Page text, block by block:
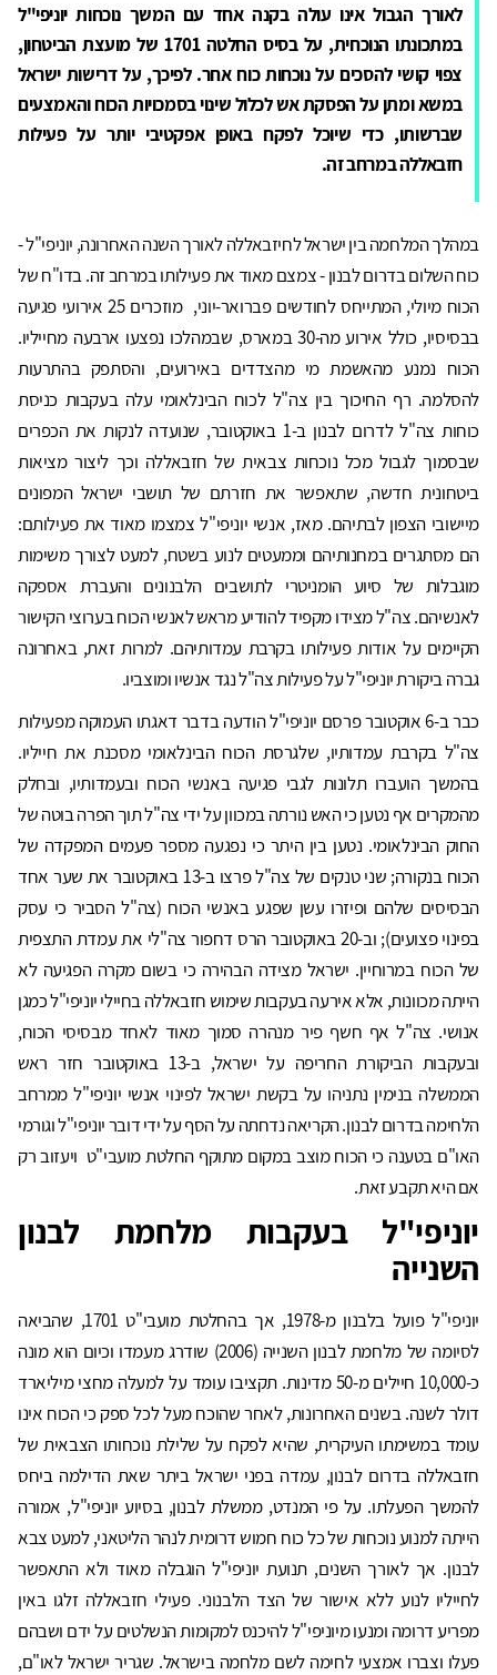
לאורך הגבול אינו עולה בקנה אחד עם המשך נוכחות יוניפי"ל
במתכונתו הנוכחית, על בסיס החלטה 1701 של מועצת הביטחון,
צפוי קושי להסכים על נוכחות כוח אחר. לפיכך, על דרישות ישראל
במשא ומתן על הפסקת אש לכלול שינוי בסמכויות הכוח והאמצעים
שברשותו, כדי שיוכל לפקח באופן אפקטיבי יותר על פעילות
חזבאללה במרחב זה.
במהלך המלחמה בין ישראל לחיזבאללה לאורך השנה האחרונה, יוניפי"ל -
כוח השלום בדרום לבנון - צמצם מאוד את פעילותו במרחב זה. בדו"ח של
הכוח מיולי, המתייחס לחודשים פברואר-יוני, מוזכרים 25 אירועי פגיעה
בבסיסיו, כולל אירוע מה-30 במארס, שבמהלכו נפצעו ארבעה מחייליו.
הכוח נמנע מהאשמת מי מהצדדים באירועים, והסתפק בהתרעות
להסלמה. רף החיכוך בין צה"ל לכוח הבינלאומי עלה בעקבות כניסת
כוחות צה"ל לדרום לבנון ב-1 באוקטובר, שנועדה לנקות את הכפרים
שבסמוך לגבול מכל נוכחות צבאית של חזבאללה וכך ליצור מציאות
ביטחונית חדשה, שתאפשר את חזרתם של תושבי ישראל המפונים
מיישובי הצפון לבתיהם. מאז, אנשי יוניפי"ל צמצמו מאוד את פעילותם:
הם מסתגרים במחנותיהם וממעטים לנוע בשטח, למעט לצורך משימות
מוגבלות של סיוע הומניטרי לתושבים הלבנונים והעברת אספקה
לאנשיהם. צה"ל מצידו מקפיד להודיע מראש לאנשי הכוח בערוצי הקישור
הקיימים על אודות פעילותו בקרבת עמדותיהם. למרות זאת, באחרונה
גברה ביקורת יוניפי"ל על פעילות צה"ל נגד אנשיו ומוצביו.
כבר ב-6 אוקטובר פרסם יוניפי"ל הודעה בדבר דאגתו העמוקה מפעילות
צה"ל בקרבת עמדותיו, שלגרסת הכוח הבינלאומי מסכנת את חייליו.
בהמשך הועברו תלונות לגבי פגיעה באנשי הכוח ובעמדותיו, ובחלק
מהמקרים אף נטען כי האש נורתה במכוון על ידי צה"ל תוך הפרה בוטה של
החוק הבינלאומי. נטען בין היתר כי נפגעה מספר פעמים המפקדה של
הכוח בנקורה; שני טנקים של צה"ל פרצו ב-13 באוקטובר את שער אחד
הבסיסים שלהם ופיזרו עשן שפגע באנשי הכוח (צה"ל הסביר כי עסק
בפינוי פצועים); וב-20 באוקטובר הרס דחפור צה"לי את עמדת התצפית
של הכוח במרוחיין. ישראל מצידה הבהירה כי בשום מקרה הפגיעה לא
הייתה מכוונות, אלא אירעה בעקבות שימוש חזבאללה בחיילי יוניפי"ל כמגן
אנושי. צה"ל אף חשף פיר מנהרה סמוך מאוד לאחד מבסיסי הכוח,
ובעקבות הביקורת החריפה על ישראל, ב-13 באוקטובר חזר ראש
הממשלה בנימין נתניהו על בקשת ישראל לפינוי אנשי יוניפי"ל ממרחב
הלחימה בדרום לבנון. הקריאה נדחתה על הסף על ידי דובר יוניפי"ל וגורמי
האו"ם בטענה כי הכוח מוצב במקום מתוקף החלטת מועבי"ט ויעזוב רק
אם היא תקבע זאת.
יוניפי"ל בעקבות מלחמת לבנון
השנייה
יוניפי"ל פועל בלבנון מ-1978, אך בהחלטת מועבי"ט 1701, שהביאה
לסיומה של מלחמת לבנון השנייה (2006) שודרג מעמדו וכיום הוא מונה
כ-10,000 חיילים מ-50 מדינות. תקציבו עומד על למעלה מחצי מיליארד
דולר לשנה. בשנים האחרונות, לאחר שהוכח מעל לכל ספק כי הכוח אינו
עומד במשימתו העיקרית, שהיא לפקח על שלילת נוכחותו הצבאית של
חזבאללה בדרום לבנון, עמדה בפני ישראל ביתר שאת הדילמה ביחס
להמשך הפעלתו. על פי המנדט, ממשלת לבנון, בסיוע יוניפי"ל, אמורה
הייתה למנוע נוכחות של כל כוח חמוש דרומית לנהר הליטאני, למעט צבא
לבנון. אך לאורך השנים, תנועת יוניפי"ל הוגבלה מאוד ולא התאפשר
לחייליו לנוע ללא אישור של הצד הלבנוני. פעילי חזבאללה זלגו באין
מפריע דרומה ומנעו מיוניפי"ל להיכנס למקומות הנשלטים על ידם ושבהם
פעלו וצברו אמצעי לחימה לשם מלחמה בישראל. שגריר ישראל לאו"ם,